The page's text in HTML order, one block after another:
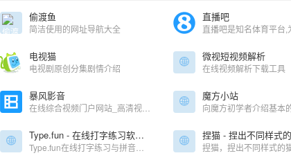
偷渡鱼
简洁使用的网址导航大全
直播吧
电视猫
电视剧原创分集剧情介绍
微视短视频解析
在线视频解析下载工具
暴风影音 魔方小站
Type.fun - 在线打字练习软件 - 互动打字游戏 - 轻松学打字 捏猫 - 捏出不同样式的
捏猫，捏出不同样式的猫